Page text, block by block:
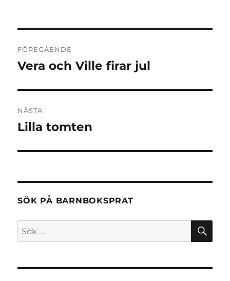
FÖREGÅENDE
Föregående
Vera och Ville firar jul
NÄSTA
Nästa
Lilla tomten
SÖK PÅ BARNBOKSPRAT
Sök